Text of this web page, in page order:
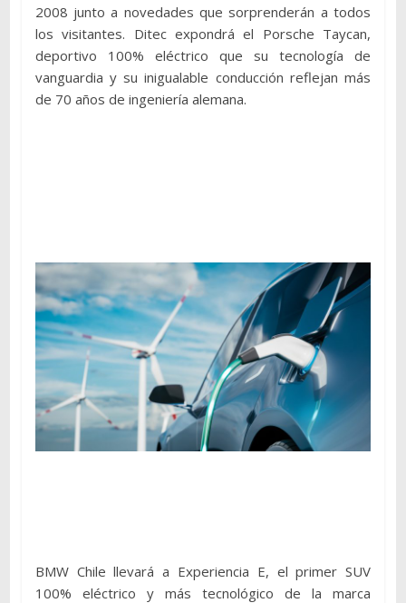
2008 junto a novedades que sorprenderán a todos
los visitantes. Ditec expondrá el Porsche Taycan,
deportivo 100% eléctrico que su tecnología de
vanguardia y su inigualable conducción reflejan más
de 70 años de ingeniería alemana.
BMW Chile llevará a Experiencia E, el primer SUV
100% eléctrico y más tecnológico de la marca